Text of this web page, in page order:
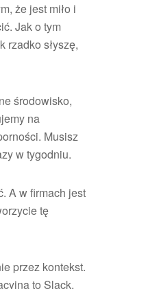
że jest miło i
Jak o tym
rzadko słyszę,
środowisko,
na
Musisz
w tygodniu.
A w firmach jest
tę
przez kontekst.
to Slack,